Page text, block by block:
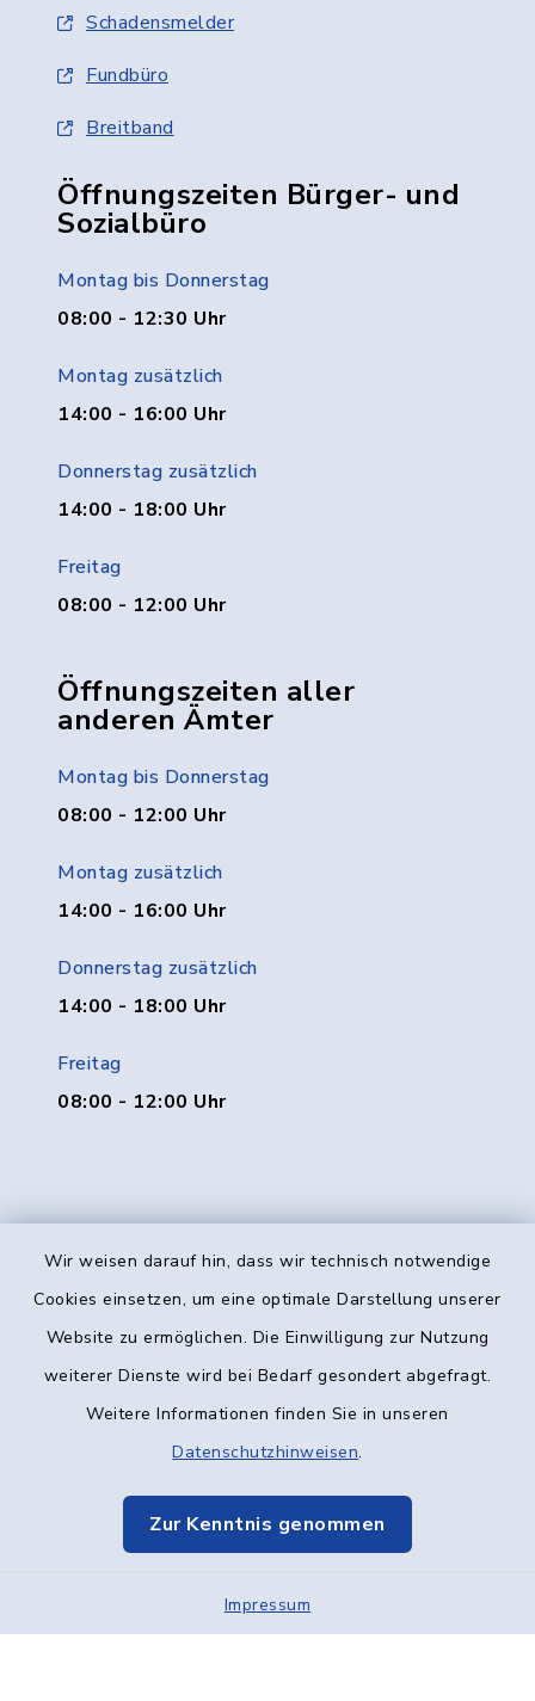
Wir weisen darauf hin, dass wir technisch notwendige
Cookies einsetzen, um eine optimale Darstellung unserer
Website zu ermöglichen. Die Einwilligung zur Nutzung
weiterer Dienste wird bei Bedarf gesondert abgefragt.
Weitere Informationen finden Sie in unseren
Datenschutzhinweisen.
Zur Kenntnis genommen
Impressum
Schadensmelder
Fundbüro
Breitband
Öffnungszeiten Bürger- und
Sozialbüro
Montag bis Donnerstag
08:00 - 12:30 Uhr
Montag zusätzlich
14:00 - 16:00 Uhr
Donnerstag zusätzlich
14:00 - 18:00 Uhr
Freitag
08:00 - 12:00 Uhr
Öffnungszeiten aller
anderen Ämter
Montag bis Donnerstag
08:00 - 12:00 Uhr
Montag zusätzlich
14:00 - 16:00 Uhr
Donnerstag zusätzlich
14:00 - 18:00 Uhr
Freitag
08:00 - 12:00 Uhr
Kontakt
Datenschutz
Elektronische Kommunikation
Sitemap